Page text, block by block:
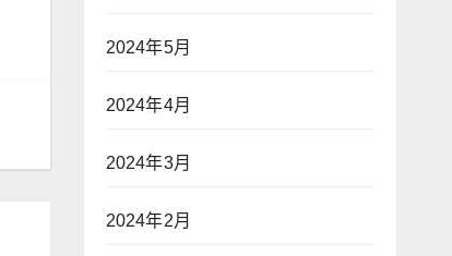
2024年5月
2024年4月
2024年3月
2024年2月